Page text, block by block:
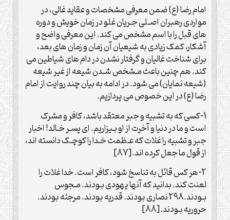
امام رضا (ع) ضمن معرفی مشخصات و عقاید غالی، در
مواردی رهبران اصـلی جـریان غلو در زمان خویش و دوره
های قبل را با اسم مشخص می کند. این معرفی واضح و
آشکار، کمک زیادی به شیعیان آن زمان و زمان های بعد،
برای شناخت غالیان و گرفتار نشدن در دام های شیاطین می
کند. هم چنین باعث مـشخص شـدن شیعه از غیر شیعه
(شیعه نمایان) می شود. در ادامه به بیان چند روایت از امام
رضا (ع) در این خصوص می پردازیم.
1-کسی که به تشبیه و جبر معتقد باشد، کافر و مشرک
است و ما در دنیا و آخرت از او بـیزاریم. ای پسـر خـالد! اخبار
جبر و تشبیه را غلات که عـظمت خـدا را کوچـک دانسته اند،
از قول ما جعل کرده اند.[87]
2-هر کس قائل به تناسخ شود، کافر است. خدا غلات را
لعنت کند. بدانید که آنها یهودی بـودند. مـجوس
بـودند.298 نصاری بودند. قدریه بودند. مرجئه بودند.
حروریه بـودند.[88]